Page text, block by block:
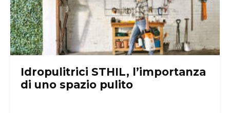
Idropulitrici STHIL, l’importanza
di uno spazio pulito